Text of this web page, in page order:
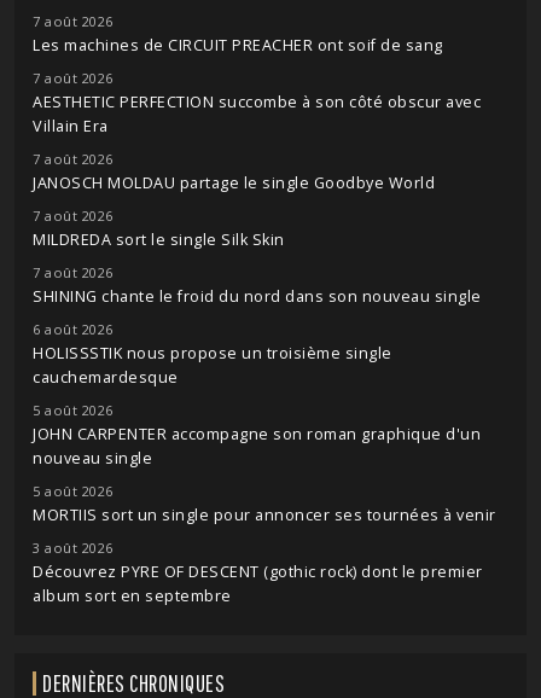
7 août 2026
Les machines de CIRCUIT PREACHER ont soif de sang
7 août 2026
AESTHETIC PERFECTION succombe à son côté obscur avec
Villain Era
7 août 2026
JANOSCH MOLDAU partage le single Goodbye World
7 août 2026
MILDREDA sort le single Silk Skin
7 août 2026
SHINING chante le froid du nord dans son nouveau single
6 août 2026
HOLISSSTIK nous propose un troisième single
cauchemardesque
5 août 2026
JOHN CARPENTER accompagne son roman graphique d'un
nouveau single
5 août 2026
MORTIIS sort un single pour annoncer ses tournées à venir
3 août 2026
Découvrez PYRE OF DESCENT (gothic rock) dont le premier
album sort en septembre
DERNIÈRES CHRONIQUES